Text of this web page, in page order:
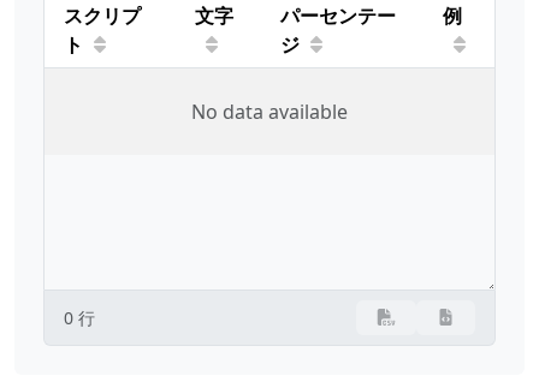
スクリプ
ト
文字
パーセンテー
ジ
例
No data available
0 行